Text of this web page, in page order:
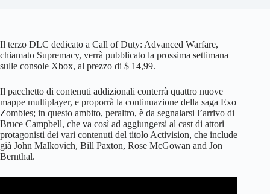
Il terzo DLC dedicato a Call of Duty: Advanced Warfare,
chiamato Supremacy, verrà pubblicato la prossima settimana
sulle console Xbox, al prezzo di $ 14,99.
Il pacchetto di contenuti addizionali conterrà quattro nuove
mappe multiplayer, e proporrà la continuazione della saga Exo
Zombies; in questo ambito, peraltro, è da segnalarsi l’arrivo di
Bruce Campbell, che va così ad aggiungersi al cast di attori
protagonisti dei vari contenuti del titolo Activision, che include
già John Malkovich, Bill Paxton, Rose McGowan and Jon
Bernthal.